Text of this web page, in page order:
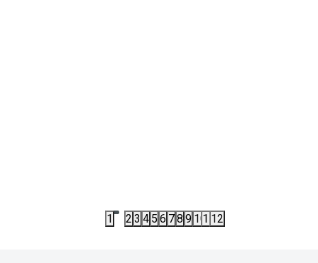
1 2 3 4 5 6 78 9 101112